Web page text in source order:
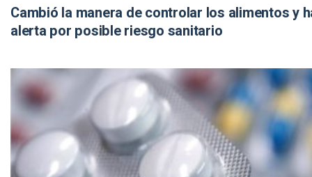
Cambió la manera de controlar los alimentos y
alerta por posible riesgo sanitario